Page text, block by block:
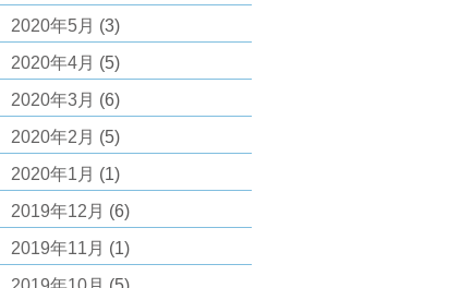
2020年5月 (3)
2020年4月 (5)
2020年3月 (6)
2020年2月 (5)
2020年1月 (1)
2019年12月 (6)
2019年11月 (1)